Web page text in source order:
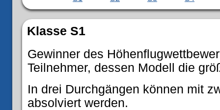
Klasse S1
Gewinner des
Teilnehmer, dessen Modell die
In drei Durchgängen können mit
absolviert werden.